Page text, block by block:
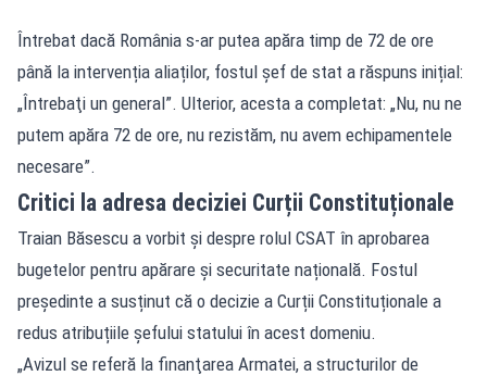
Întrebat dacă România s-ar putea apăra timp de 72 de ore
până la intervenția aliaților, fostul șef de stat a răspuns inițial:
„Întrebaţi un general”. Ulterior, acesta a completat: „Nu, nu ne
putem apăra 72 de ore, nu rezistăm, nu avem echipamentele
necesare”.
Critici la adresa deciziei Curții Constituționale
Traian Băsescu a vorbit și despre rolul CSAT în aprobarea
bugetelor pentru apărare și securitate națională. Fostul
președinte a susținut că o decizie a Curții Constituționale a
redus atribuțiile șefului statului în acest domeniu.
„Avizul se referă la finanţarea Armatei, a structurilor de